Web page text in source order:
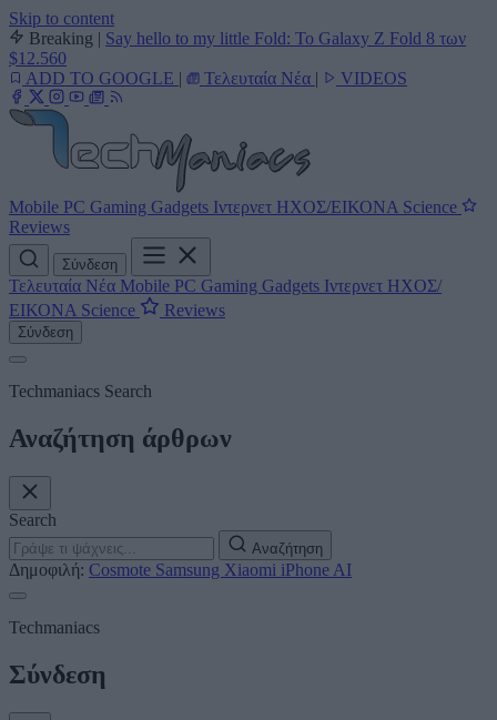
Skip to content
Breaking | Say hello to my little Fold: Το Galaxy Z Fold 8 των
$12.560
ADD TO GOOGLE | Τελευταία Νέα | VIDEOS
Mobile PC Gaming Gadgets Ιντερνετ ΗΧΟΣ/ΕΙΚΟΝΑ Science
Reviews
Σύνδεση
Τελευταία Νέα Mobile PC Gaming Gadgets Ιντερνετ ΗΧΟΣ/
ΕΙΚΟΝΑ Science Reviews
Σύνδεση
Techmaniacs Search
Αναζήτηση άρθρων
Search
Αναζήτηση
Δημοφιλή: Cosmote Samsung Xiaomi iPhone AI
Techmaniacs
Σύνδεση